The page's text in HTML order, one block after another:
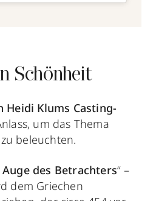
Schönheit
Heidi Klums Casting-
um das Thema
beleuchten.
des Betrachters“ –
dem Griechen